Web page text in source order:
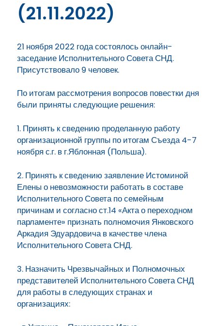
(21.11.2022)
21 ноября 2022 года состоялось онлайн-
заседание Исполнительного Совета СНД.
Присутствовало 9 человек.
По итогам рассмотрения вопросов повестки дня
были приняты следующие решения:
1. Принять к сведению проделанную работу
организационной группы по итогам Съезда 4-7
ноября с.г. в г.Яблонная (Польша).
2. Принять к сведению заявление Истоминой
Елены о невозможности работать в составе
Исполнительного Совета по семейным
причинам и согласно ст.14 «Акта о переходном
парламенте» признать полномочия Янковского
Аркадия Эдуардовича в качестве члена
Исполнительного Совета СНД.
3. Назначить Чрезвычайных и Полномочных
представителей Исполнительного Совета СНД
для работы в следующих странах и
организациях: